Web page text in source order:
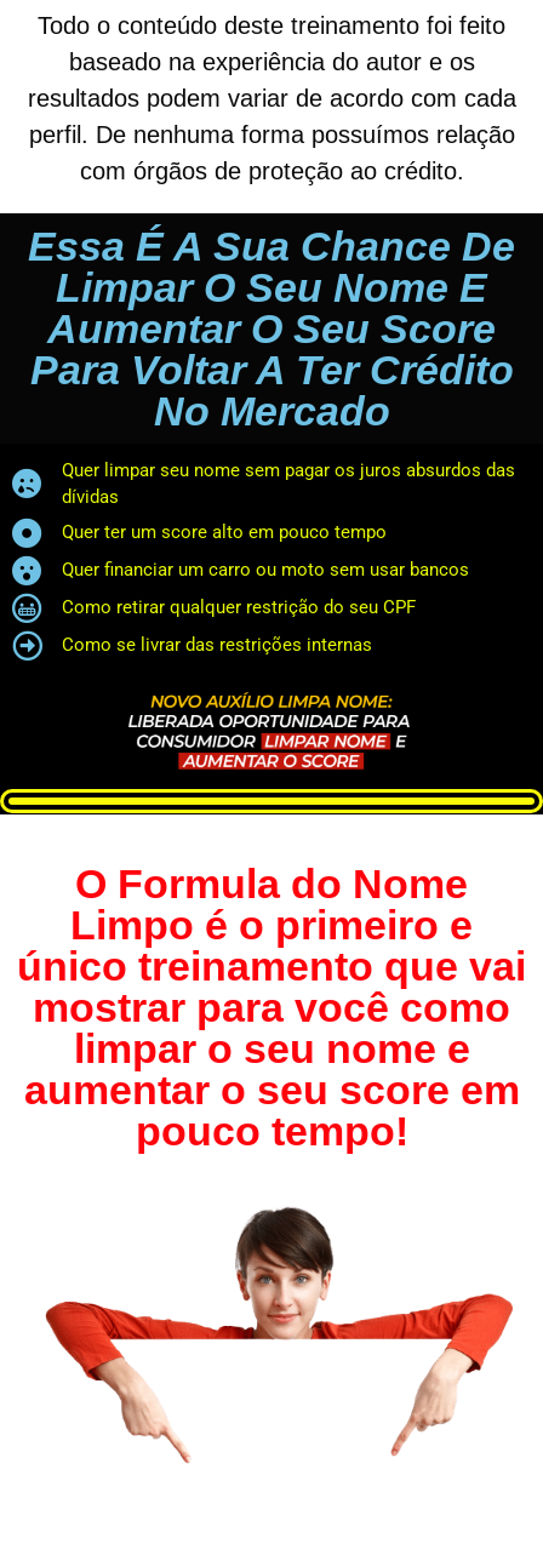
Todo o conteúdo deste treinamento foi feito
baseado na experiência do autor e os
resultados podem variar de acordo com cada
perfil. De nenhuma forma possuímos relação
com órgãos de proteção ao crédito.
Essa É A Sua Chance De
Limpar O Seu Nome E
Aumentar O Seu Score
Para Voltar A Ter Crédito
No Mercado
Quer limpar seu nome sem pagar os juros absurdos das
dívidas
Quer ter um score alto em pouco tempo
Quer financiar um carro ou moto sem usar bancos
Como retirar qualquer restrição do seu CPF
Como se livrar das restrições internas
O Formula do Nome
Limpo é o primeiro e
único treinamento que vai
mostrar para você como
limpar o seu nome e
aumentar o seu score em
pouco tempo!